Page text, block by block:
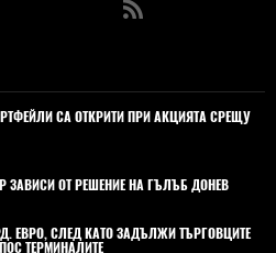
СА ОТКРИТИ ПРИ АКЦИЯТА СРЕЩУ
ОТ РЕШЕНИЕ НА ГЪЛЪБ ДОНЕВ
ЕВРО, СЛЕД КАТО ЗАДЪЛЖИ ТЪРГОВЦИТЕ
ТЕРМИНАЛИТЕ